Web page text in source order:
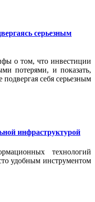
серьезным
о том, что инвестиции
потерями, и показать,
себя серьезным
инфраструктурой
технологий
удобным инструментом